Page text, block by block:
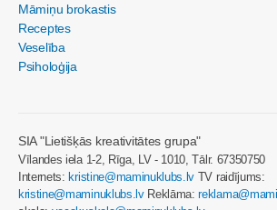
Māmiņu brokastis
Receptes
Veselība
Psiholoģija
SIA "Lietišķās kreativitātes grupa"
Vīlandes iela 1-2, Rīga, LV - 1010, Tālr. 67350750
Internets:kristine@maminuklubs.lv TV raidījums:
kristine@maminuklubs.lvReklāma: